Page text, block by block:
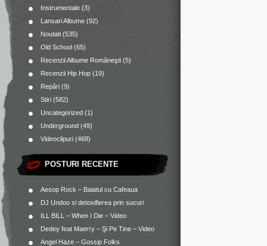
Instrumentale (3)
Lansari Albume (92)
Noutati (535)
Old School (65)
Recenzii Albume Româneşti (5)
Recenzii Hip Hop (19)
Repări (9)
Stiri (582)
Uncategorized (1)
Underground (49)
Videoclipuri (468)
POSTURI RECENTE
Aesop Rock – Baiatul cu Cafeaua
DJ Undoo si detoxifierea prin sucuri
ILL BILL – When I Die – Video
Dedey feat Maerry – Şi Pe Tine – Video
Angel Haze – Gossip Folks